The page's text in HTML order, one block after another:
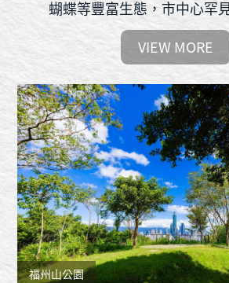
蝴蝶等豐富生態，市中心罕
VIEW MORE
福州山公園